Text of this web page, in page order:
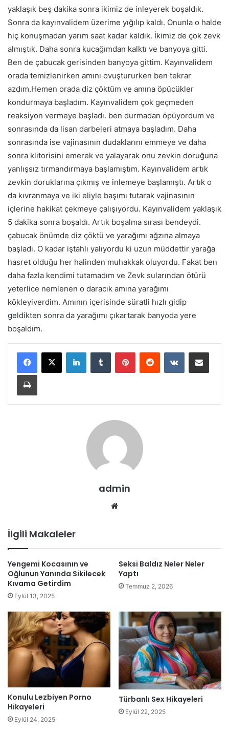
yaklaşık beş dakika sonra ikimiz de inleyerek boşaldık.
Sonra da kayınvalidem üzerime yığılıp kaldı. Onunla o halde
hiç konuşmadan yarım saat kadar kaldık. İkimiz de çok zevk
almıştık. Daha sonra kucağımdan kalktı ve banyoya gitti.
Ben de çabucak gerisinden banyoya gittim. Kayınvalidem
orada temizlenirken amını ovuştururken ben tekrar
azdım.Hemen orada diz çöktüm ve amına öpücükler
kondurmaya başladım. Kayınvalidem çok geçmeden
reaksiyon vermeye başladı. ben durmadan öpüyordum ve
sonrasında da lisan darbeleri atmaya başladım. Daha
sonrasında ise vajinasının dudaklarını emmeye ve daha
sonra klitorisini emerek ve yalayarak onu zevkin doruğuna
yanlışsız tırmandırmaya başlamıştım. Kayınvalidem artık
zevkin doruklarına çıkmış ve inlemeye başlamıştı. Artık o
da kıvranmaya ve iki eliyle başımı tutarak vajinasının
içlerine hakikat çekmeye çalışıyordu. Kayınvalidem yaklaşık
5 dakika sonra boşaldı. Artık boşalma sırası bendeydi.
çabucak önümde diz çöktü ve yarağımı ağzına almaya
başladı. O kadar iştahlı yalıyordu ki uzun müddettir yarağa
hasret olduğu her halinden muhakkak oluyordu. Fakat ben
daha fazla kendimi tutamadım ve Zevk sularından ötürü
yeterlice nemlenen o daracık amına yarağımı
kökleyiverdim. Amının içerisinde süratli hızlı gidip
geldikten sonra da yarağımı çıkartarak banyoda yere
boşaldım.
LinkedInTumblr PinterestReddit VKontakteE-Posta ile paylaş
Yazdır
admin
İlgili Makaleler
Yengemi Kocasının ve
Oğlunun Yanında Sikilecek
Kıvama Getirdim
Eylül 13, 2025
Seksi Baldız Neler Neler
Yaptı
Temmuz 2, 2026
Konulu Lezbiyen Porno
Hikayeleri
Eylül 24, 2025
Türbanlı Sex Hikayeleri
Eylül 22, 2025